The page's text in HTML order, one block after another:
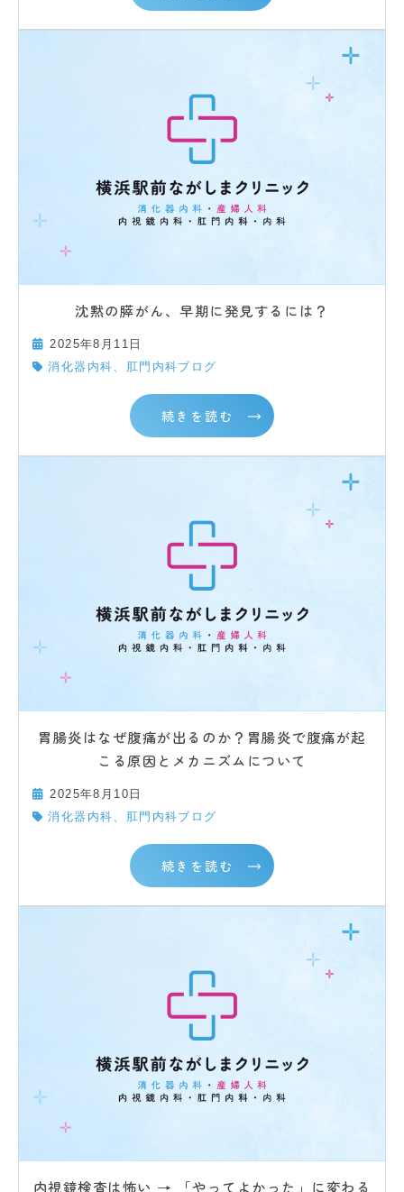
沈黙の膵がん、早期に発見するには？
2025年8月11日
消化器内科、肛門内科ブログ
続きを読む
胃腸炎はなぜ腹痛が出るのか？胃腸炎で腹痛が起
こる原因とメカニズムについて
2025年8月10日
消化器内科、肛門内科ブログ
続きを読む
内視鏡検査は怖い → 「やってよかった」に変わる